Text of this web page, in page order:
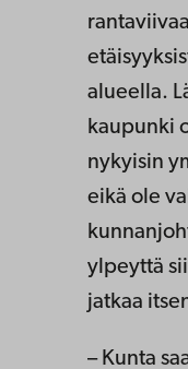
alueella.
kaupunki
nykyisin
eikä ole
ylpeyttä
jatkaa
– Kunta